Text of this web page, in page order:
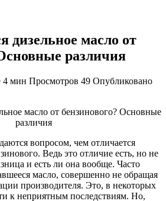
дизельное масло от
различия
4 мин Просмотров 49 Опубликовано
вопросом, чем отличается
Ведь это отличие есть, но не
и есть ли она вообще. Часто
масло, совершенно не обращая
производителя. Это, в некоторых
к неприятным последствиям. Но,